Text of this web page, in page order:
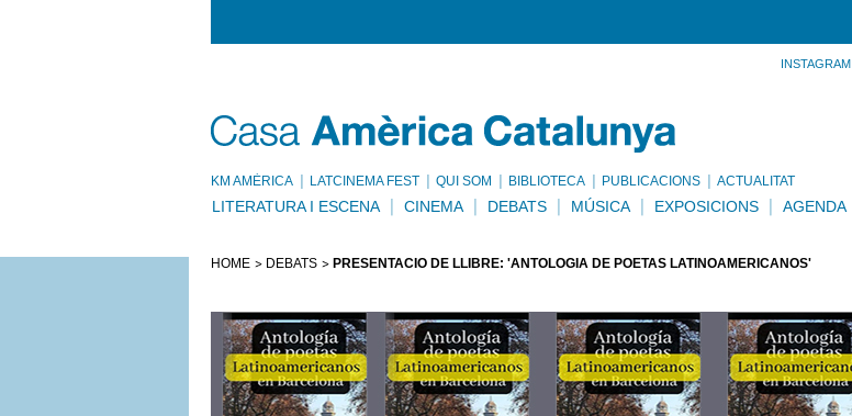
INSTAGRAM
KM AMÈRICA LATCINEMA FEST QUI SOM BIBLIOTECA PUBLICACIONS ACTUALITAT
LITERATURA I ESCENA CINEMA DEBATS MÚSICA EXPOSICIONS AGENDA
HOME DEBATS PRESENTACIÓ DE LLIBRE: 'ANTOLOGÍA DE POETAS LATINOAMERICANOS'